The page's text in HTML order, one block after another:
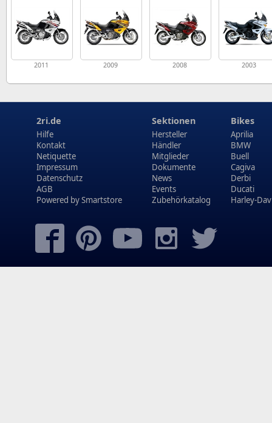
2011 2009 2008 2003
2ri.de
Hilfe
Kontakt
Netiquette
Impressum
Datenschutz
AGB
Powered bySmartstore
Sektionen
Hersteller
Händler
Mitglieder
Dokumente
News
Events
Zubehörkatalog
Bikes
Aprilia
BMW
Buell
Cagiva
Derbi
Ducati
Harley-